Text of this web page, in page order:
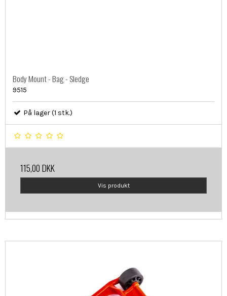
Body Mount - Bag - Sledge
9515
På lager (1 stk.)
115,00 DKK
Vis produkt